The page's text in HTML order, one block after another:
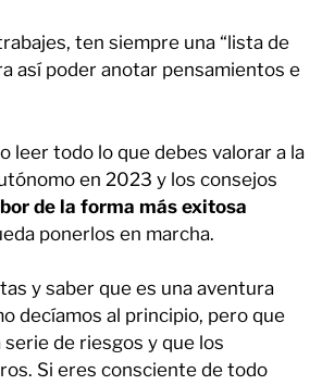
ten siempre una “lista de
así poder anotar pensamientos e
leer todo lo que debes valorar a la
en 2023 y los consejos
de la forma más exitosa
ponerlos en marcha.
y saber que es una aventura
decíamos al principio, pero que
de riesgos y que los
Si eres consciente de todo